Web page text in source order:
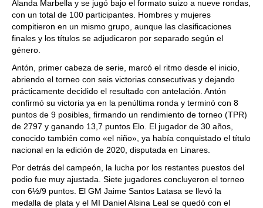
Alanda Marbella y se jugó bajo el formato suizo a nueve rondas,
con un total de 100 participantes. Hombres y mujeres
compitieron en un mismo grupo, aunque las clasificaciones
finales y los títulos se adjudicaron por separado según el
género.
Antón, primer cabeza de serie, marcó el ritmo desde el inicio,
abriendo el torneo con seis victorias consecutivas y dejando
prácticamente decidido el resultado con antelación. Antón
confirmó su victoria ya en la penúltima ronda y terminó con 8
puntos de 9 posibles, firmando un rendimiento de torneo (TPR)
de 2797 y ganando 13,7 puntos Elo. El jugador de 30 años,
conocido también como «el niño», ya había conquistado el título
nacional en la edición de 2020, disputada en Linares.
Por detrás del campeón, la lucha por los restantes puestos del
podio fue muy ajustada. Siete jugadores concluyeron el torneo
con 6½/9 puntos. El GM Jaime Santos Latasa se llevó la
medalla de plata y el MI Daniel Alsina Leal se quedó con el